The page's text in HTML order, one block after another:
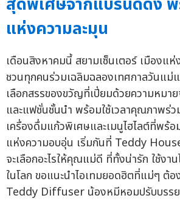
แห่งความละมุน
เดือนสิงหาคมนี้ สยามเซ็นเตอร์ เมืองแห่
ชวนทุกคนร่วมเฉลิมฉลองเทศกาลวันแม่
เลือกสรรของขวัญที่เปี่ยมด้วยความหมา
และแฟชั่นชั้นนำ พร้อมใช้เวลาคุณภาพร่
เครื่องดื่มแก้วพิเศษและเมนูไฮไลต์ที่พร้
แห่งความอบอุ่น เริ่มกันที่ Teddy
จะเลือกอะไรให้คุณแม่ดี ที่ทั้งน่ารัก ใช้งา
ในโลก ขอแนะนำไอเทมยอดฮิตที่แม่ๆ ต้
Teddy Diffuser น้องหมีหอมปรับบรรย